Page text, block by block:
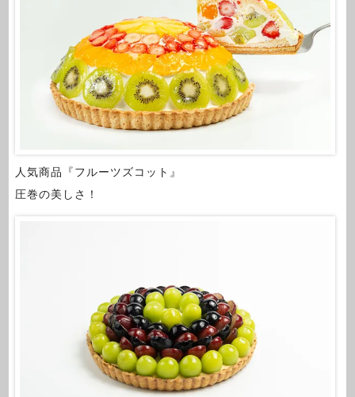
人気商品『フルーツズコット』
圧巻の美しさ！